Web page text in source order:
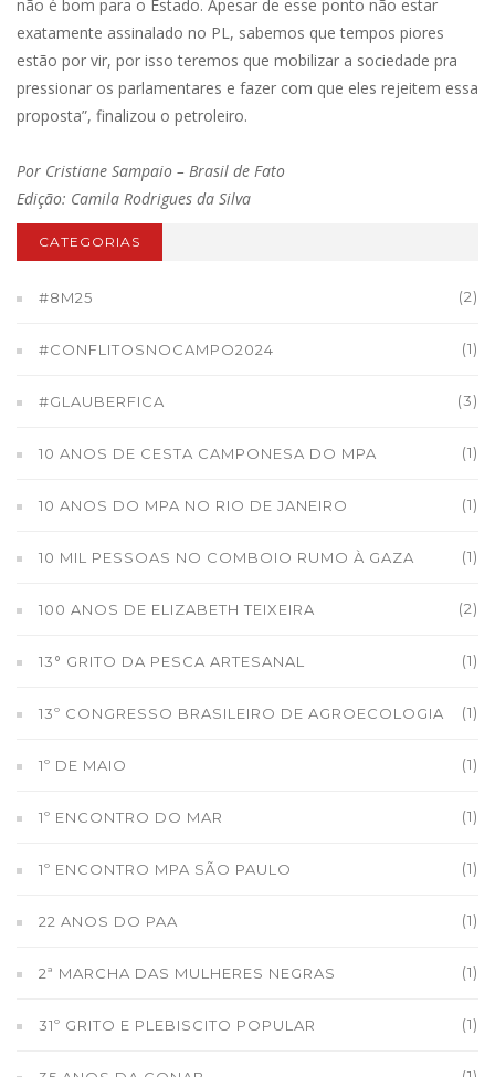
não é bom para o Estado. Apesar de esse ponto não estar
exatamente assinalado no PL, sabemos que tempos piores
estão por vir, por isso teremos que mobilizar a sociedade pra
pressionar os parlamentares e fazer com que eles rejeitem essa
proposta”, finalizou o petroleiro.
Por Cristiane Sampaio – Brasil de Fato
Edição: Camila Rodrigues da Silva
CATEGORIAS
#8M25 (2)
#CONFLITOSNOCAMPO2024 (1)
#GLAUBERFICA (3)
10 ANOS DE CESTA CAMPONESA DO MPA (1)
10 ANOS DO MPA NO RIO DE JANEIRO (1)
10 MIL PESSOAS NO COMBOIO RUMO À GAZA (1)
100 ANOS DE ELIZABETH TEIXEIRA (2)
13° GRITO DA PESCA ARTESANAL (1)
13º CONGRESSO BRASILEIRO DE AGROECOLOGIA (1)
1º DE MAIO (1)
1º ENCONTRO DO MAR (1)
1º ENCONTRO MPA SÃO PAULO (1)
22 ANOS DO PAA (1)
2ª MARCHA DAS MULHERES NEGRAS (1)
31º GRITO E PLEBISCITO POPULAR (1)